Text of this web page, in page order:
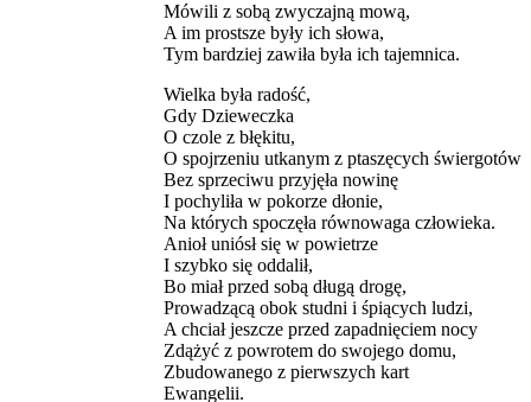
Mówili z sobą zwyczajną mową,
A im prostsze były ich słowa,
Tym bardziej zawiła była ich tajemnica.
Wielka była radość,
Gdy Dzieweczka
O czole z błękitu,
O spojrzeniu utkanym z ptaszęcych świergotów
Bez sprzeciwu przyjęła nowinę
I pochyliła w pokorze dłonie,
Na których spoczęła równowaga człowieka.
Anioł uniósł się w powietrze
I szybko się oddalił,
Bo miał przed sobą długą drogę,
Prowadzącą obok studni i śpiących ludzi,
A chciał jeszcze przed zapadnięciem nocy
Zdążyć z powrotem do swojego domu,
Zbudowanego z pierwszych kart
Ewangelii.